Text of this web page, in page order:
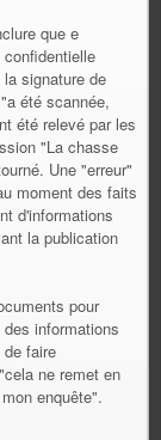
que e
signature de
été scannée,
été relevé par les
"La chasse
Une "erreur"
moment des faits
d'informations
la publication
pour
informations
faire
ne remet en
enquête".